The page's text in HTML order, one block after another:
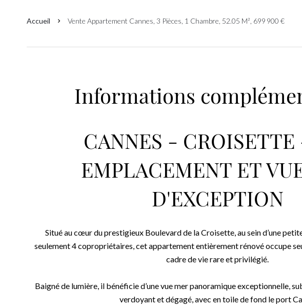
Accueil Vente Appartement Cannes, 3 Pièces, 1 Chambre, 52.05 M², 699 900 €
Informations
CANNES - CROISETTE
EMPLACEMENT ET
D'EXCEPTION
Situé au cœur du prestigieux Boulevard de la Croisette, au sein d’une
seulement 4 copropriétaires, cet appartement entièrement rénové occupe
cadre de vie rare et privilégié.
Baigné de lumière, il bénéficie d’une vue mer panoramique exceptionnelle,
verdoyant et dégagé, avec en toile de fond le port